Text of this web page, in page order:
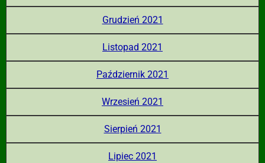
Grudzień 2021
Listopad 2021
Październik 2021
Wrzesień 2021
Sierpień 2021
Lipiec 2021